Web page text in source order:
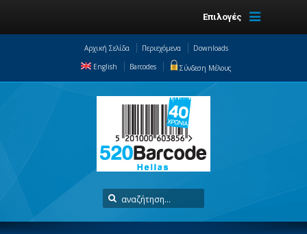
Επιλογές
Αρχική Σελίδα Περιεχόμενα
Downloads
English
Barcodes Σύνδεση Μέλους